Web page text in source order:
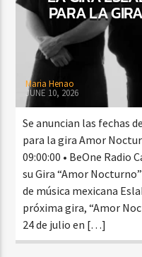
PARA LA
Maria Henao
JUNE 10, 2026
Se anuncian las fechas
para la gira Amor
09:00:00 • BeOne Radio
su Gira “Amor
de música mexicana
próxima gira, “Amor
24 de julio en […]